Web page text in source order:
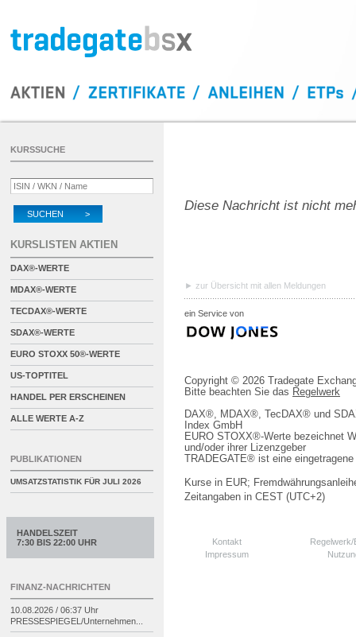
Diese Nachricht ist nicht
zur Übersicht mit allen Meldungen
ein Service von
Copyright © 2026 Tradegate
Bitte beachten Sie das Regelwerk
DAX®, MDAX®, TecDAX® und
Index GmbH
EURO STOXX®-Werte bezeichnet
und/oder ihrer Lizenzgeber
TRADEGATE® ist eine
Kurse in EUR;
Zeitangaben in CEST (UTC+2)
Kontakt
Impressum
KURSSUCHE
SUCHEN >
KURSLISTEN AKTIEN
DAX®-WERTE
MDAX®-WERTE
TECDAX®-WERTE
SDAX®-WERTE
EURO STOXX 50®-WERTE
US-TOPTITEL
HANDEL PER ERSCHEINEN
ALLE WERTE A-Z
PUBLIKATIONEN
UMSATZSTATISTIK FÜR JULI 2026
HANDELSZEIT
7:30 BIS 22:00 UHR
FINANZ-NACHRICHTEN
10.08.2026 / 06:37 Uhr
PRESSESPIEGEL/Unternehmen...